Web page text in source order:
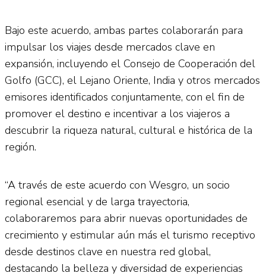
Bajo este acuerdo, ambas partes colaborarán para
impulsar los viajes desde mercados clave en
expansión, incluyendo el Consejo de Cooperación del
Golfo (GCC), el Lejano Oriente, India y otros mercados
emisores identificados conjuntamente, con el fin de
promover el destino e incentivar a los viajeros a
descubrir la riqueza natural, cultural e histórica de la
región.
“A través de este acuerdo con Wesgro, un socio
regional esencial y de larga trayectoria,
colaboraremos para abrir nuevas oportunidades de
crecimiento y estimular aún más el turismo receptivo
desde destinos clave en nuestra red global,
destacando la belleza y diversidad de experiencias